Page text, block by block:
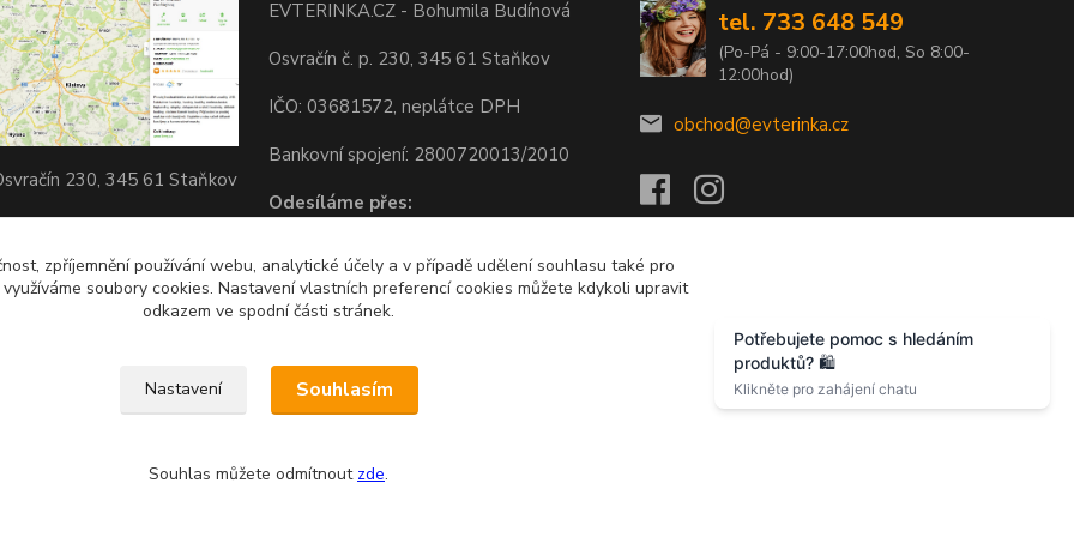
230, 345 61 Staňkov
BTC forever :-) Děkuji
EVTERINKA.CZ - Bohumila Budínová
Osvračín č. p. 230, 345 61 Staňkov
IČO: 03681572, neplátce DPH
Bankovní spojení: 2800720013/2010
Odesíláme přes:
tel. 733 648 549
(Po-Pá - 9:00-17:00hod, So 8:00-
12:00hod)
obchod@evterinka.cz
zpříjemnění používání webu, analytické účely a v případě udělení souhlasu také pro
soubory cookies. Nastavení vlastních preferencí cookies můžete kdykoli upravit
odkazem ve spodní části stránek.
Nastavení Souhlasím
Souhlas můžete odmítnout zde.